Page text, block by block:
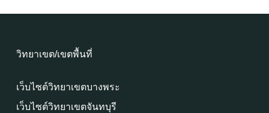
วิทยาเขต/เขตพื้นที่
เว็บไซต์วิทยาเขตบางพระ
เว็บไซต์วิทยาเขตจันทบุรี